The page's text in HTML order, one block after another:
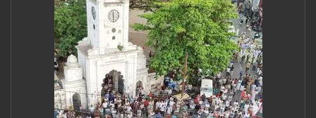
OBITUARY
NEWS 360
CASE DIARY